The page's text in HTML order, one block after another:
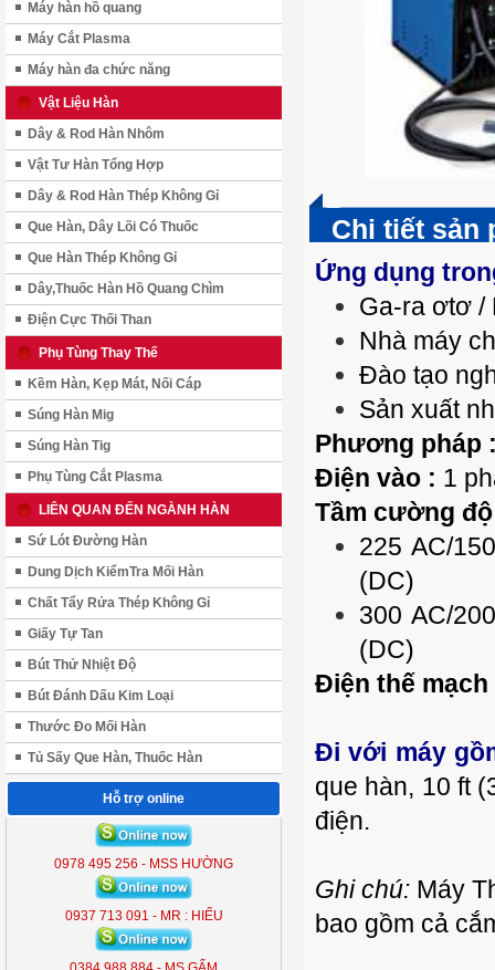
Máy hàn hồ quang
Máy Cắt Plasma
Máy hàn đa chức năng
Vật Liệu Hàn
Dây & Rod Hàn Nhôm
Vật Tư Hàn Tổng Hợp
Dây & Rod Hàn Thép Không Gỉ
Que Hàn, Dây Lõi Có Thuốc
Que Hàn Thép Không Gỉ
Dây,Thuốc Hàn Hồ Quang Chìm
Điện Cực Thối Than
Phụ Tùng Thay Thế
Kềm Hàn, Kẹp Mát, Nối Cáp
Súng Hàn Mig
Súng Hàn Tig
Phụ Tùng Cắt Plasma
LIÊN QUAN ĐẾN NGÀNH HÀN
Sứ Lót Đường Hàn
Dung Dịch KiểmTra Mối Hàn
Chất Tẩy Rửa Thép Không Gỉ
Giấy Tự Tan
Bút Thử Nhiệt Độ
Bút Đánh Dấu Kim Loại
Thước Đo Mối Hàn
Tủ Sấy Que Hàn, Thuốc Hàn
Hỗ trợ online
0978 495 256 - MSS HƯỜNG
0937 713 091 - MR : HIẾU
ĐÈN LIỀN THỂ KOBE 7300 (
KB - 7300
Chi tiết sản
Ứng dụng
Ga-ra ơtơ /
Nhà máy
Đào tạo
Sản xuất
Phương pháp
Điện vào : 1
Tầm cường
225 AC/
(DC)
300 AC/
(DC)
Điện thế
Đi với máy
que hàn, 10 ft
điện.
Ghi chú: Máy
bao gồm cả